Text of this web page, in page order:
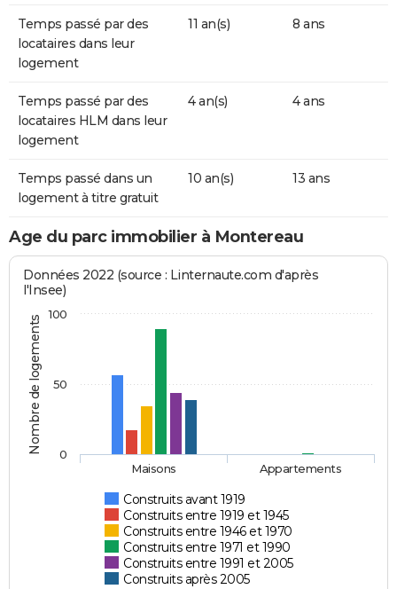
Temps passé par des
locataires dans leur
logement
11 an(s) 8 ans
Temps passé par des
locataires HLM dans leur
logement
4 an(s) 4 ans
Temps passé dans un
logement à titre gratuit
10 an(s) 13 ans
Age du parc immobilier à Montereau
Nombre de logements
Données 2022 (source : Linternaute.com d'après
l'Insee)
Construits avant 1919
Construits entre 1919 et 1945
Construits entre 1946 et 1970
Construits entre 1971 et 1990
Construits entre 1991 et 2005
Construits après 2005
Maisons Appartements
0
50
100